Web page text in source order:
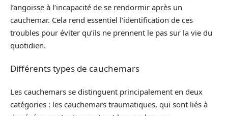
l’angoisse à l’incapacité de se rendormir après un
cauchemar. Cela rend essentiel l’identification de ces
troubles pour éviter qu’ils ne prennent le pas sur la vie du
quotidien.
Différents types de cauchemars
Les cauchemars se distinguent principalement en deux
catégories : les cauchemars traumatiques, qui sont liés à